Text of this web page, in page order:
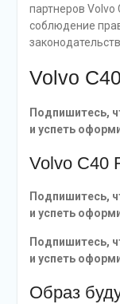
партнеров Volvo
соблюдение
Volvo
Подпишитесь,
и успеть
Volvo C40
Подпишитесь,
и успеть
Подпишитесь,
и успеть
Образ